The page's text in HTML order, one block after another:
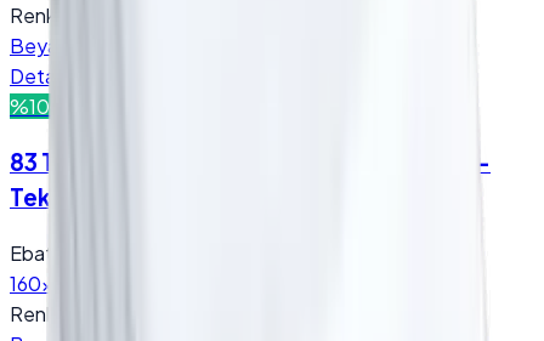
Renk
Beyaz
Detay
%100 Pamuk
83 Tel Otel Nevresim - (Sadece Nevresim) -
Tek Kişilik - 160x220 cm / Beyaz
Ebat
160x220 cm
Renk